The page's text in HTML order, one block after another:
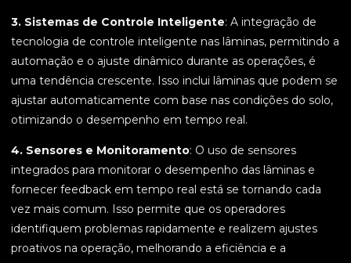
3. Sistemas de Controle Inteligente: A integração de
tecnologia de controle inteligente nas lâminas, permitindo a
automação e o ajuste dinâmico durante as operações, é
uma tendência crescente. Isso inclui lâminas que podem se
ajustar automaticamente com base nas condições do solo,
otimizando o desempenho em tempo real.
4. Sensores e Monitoramento: O uso de sensores
integrados para monitorar o desempenho das lâminas e
fornecer feedback em tempo real está se tornando cada
vez mais comum. Isso permite que os operadores
identifiquem problemas rapidamente e realizem ajustes
proativos na operação, melhorando a eficiência e a